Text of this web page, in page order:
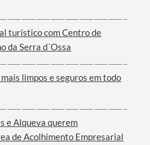
turístico com Centro de
da Serra d´Ossa
limpos e seguros em todo
e Alqueva querem
de Acolhimento Empresarial